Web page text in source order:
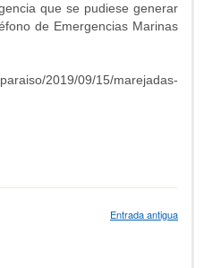
que se pudiese generar
de Emergencias Marinas
2019/09/15/marejadas-
Entrada antigua